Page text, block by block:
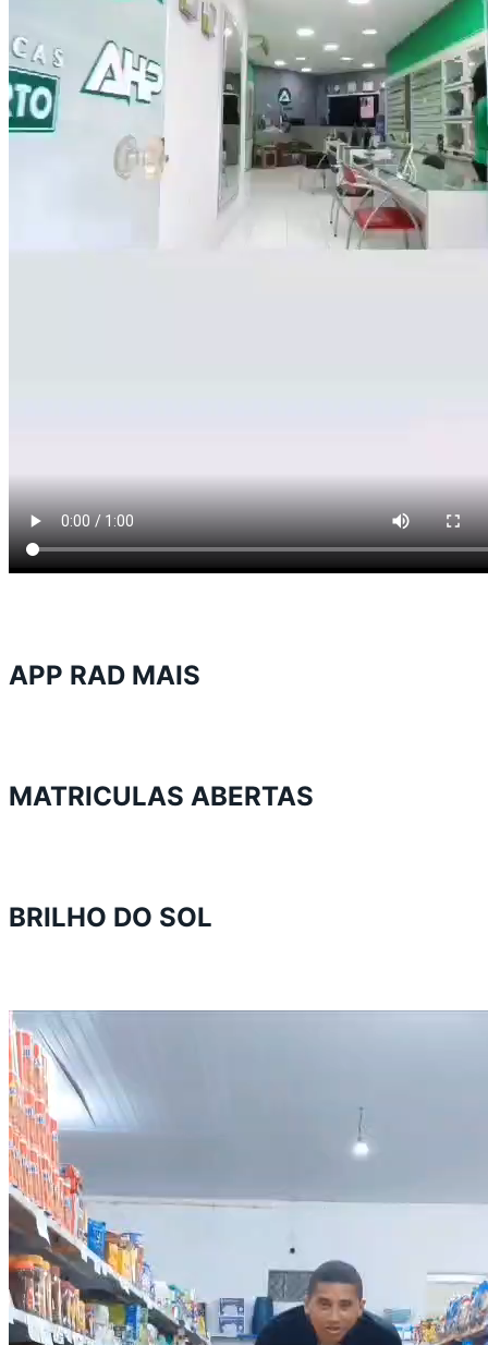
APP RAD MAIS
MATRICULAS ABERTAS
BRILHO DO SOL